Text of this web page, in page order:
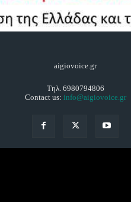
aigiovoice.gr
Τηλ. 6980794806
Contact us: info@aigiovoice.gr